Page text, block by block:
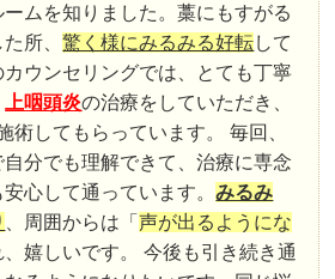
ームを知りました。藁にもすがる
た所、驚く様にみるみる好転して
ウンセリングでは、とても丁寧
上咽頭炎の治療をしていただき、
術してもらっています。 毎回、
分でも理解できて、治療に専念
心して通っています。みるみ
、周囲からは「声が出るようにな
、嬉しいです。 今後も引き続き通